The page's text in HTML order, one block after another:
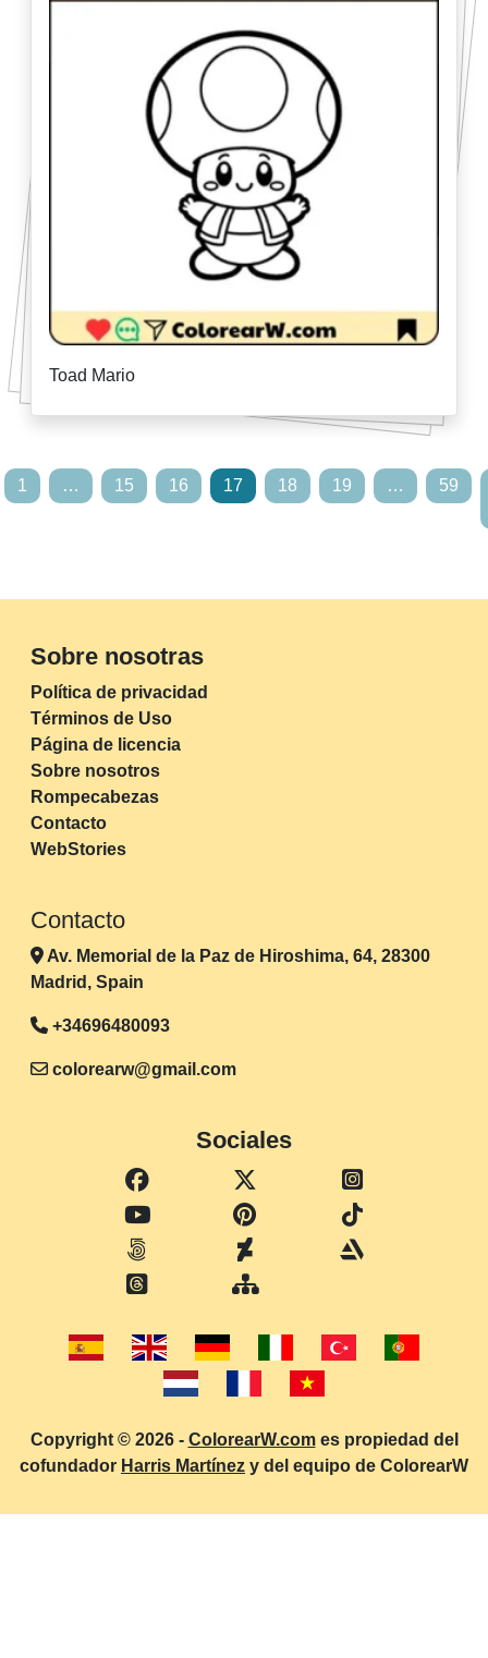
Toad Mario
1 … 15 16 17 18 19 … 59
Sobre nosotras
Política de privacidad
Términos de Uso
Página de licencia
Sobre nosotros
Rompecabezas
Contacto
WebStories
Contacto
Av. Memorial de la Paz de Hiroshima, 64, 28300
Madrid, Spain
+34696480093
colorearw@gmail.com
Sociales
Copyright © 2026 - ColorearW.comes propiedad del
cofundador Harris Martínez y del equipo de ColorearW